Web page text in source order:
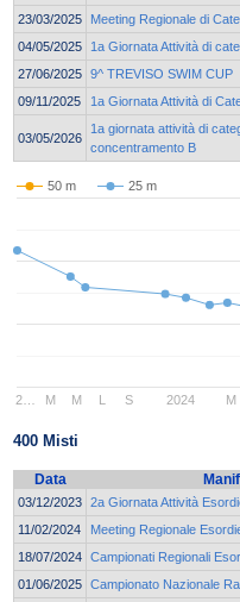
23/03/2025
Meeting Regionale di
04/05/2025
1a Giornata Attività di
27/06/2025 9^ TREVISO SWIM CUP
09/11/2025
1a Giornata Attività di
03/05/2026
1a giornata attività di
concentramento B
50 m 25 m
2… 2024
M M S M
400 Misti
Data
03/12/2023 2a Giornata Attività
11/02/2024
Meeting Regionale
18/07/2024 Campionati Regionali
01/06/2025 Campionato Nazionale